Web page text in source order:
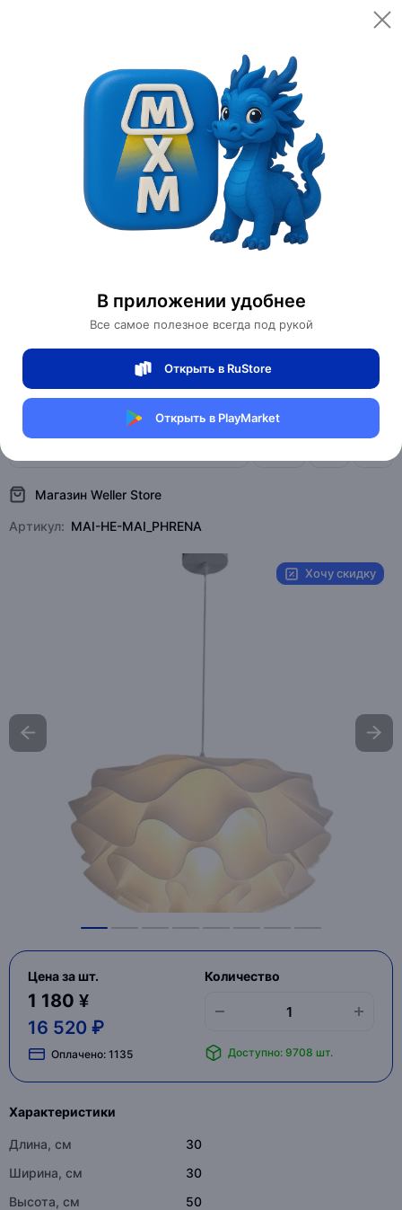
В приложении удобнее
Все самое полезное всегда под рукой
Открыть в RuStore
Открыть в PlayMarket
Открыть
Категории
Мебель для дома и офиса
Освещение для дома
Дизайнерские светильники
Подвесной светильник MAI HE MAI
белый, 50*30 см. Светильник из акрила -
PHRENA, E27, 30 Вт
Магазин Weller Store
Артикул: MAI-HE-MAI_PHRENA
Хочу скидку
Цена за шт.
1 180 ¥
16 520 ₽
Оплачено: 1135
Количество
Доступно: 9708 шт.
Характеристики
Длина, см
30
Ширина, см
30
Высота, см
50